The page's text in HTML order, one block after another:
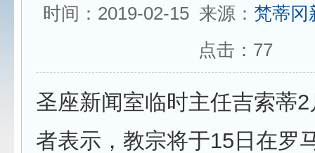
时间：2019-02-15 来源： 梵蒂冈
点击： 77
圣座新闻室临时主任吉索蒂
者表示，教宗将于15日在罗